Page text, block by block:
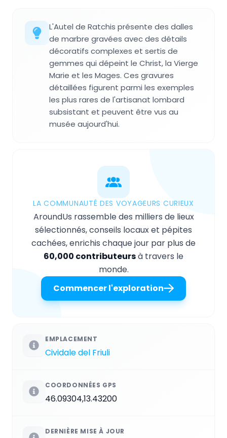
L'Autel de Ratchis présente des dalles
de marbre gravées avec des détails
décoratifs complexes et sertis de
gemmes qui dépeint le Christ, la Vierge
Marie et les Mages. Ces gravures
détaillées figurent parmi les exemples
les plus rares de l'artisanat lombard
subsistant et peuvent être vus au
musée aujourd'hui.
LA COMMUNAUTÉ DES VOYAGEURS CURIEUX
AroundUs rassemble des milliers de lieux
sélectionnés, conseils locaux et pépites
cachées, enrichis chaque jour par plus de
60,000 contributeursà travers le
monde.
Commencer l'exploration
EMPLACEMENT
Cividale del Friuli
COORDONNÉES GPS
46.09304,13.43200
DERNIÈRE MISE À JOUR